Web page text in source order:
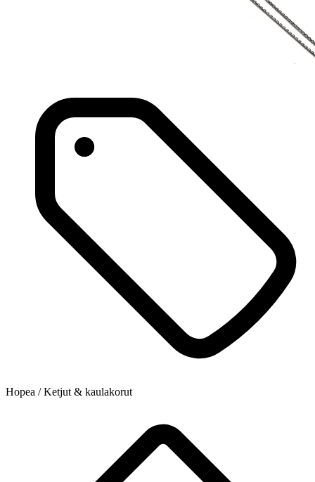
Hopea / Ketjut & kaulakorut